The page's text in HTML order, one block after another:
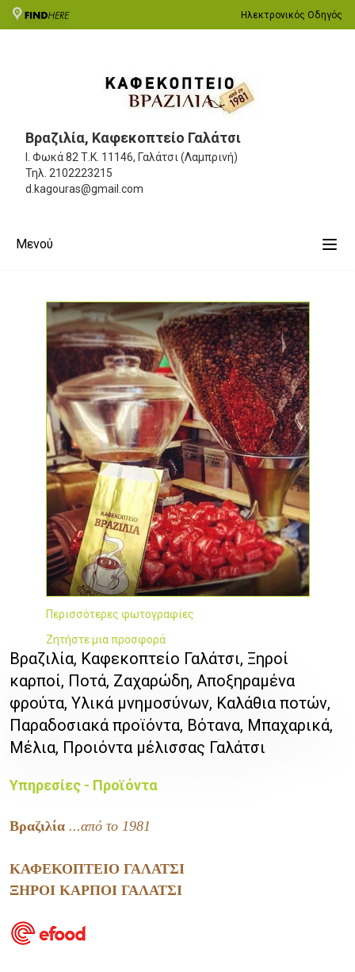
Ηλεκτρονικός Οδηγός
Βραζιλία, Καφεκοπτείο Γαλάτσι
Ι. Φωκά 82 Τ.Κ. 11146, Γαλάτσι (Λαμπρινή)
Τηλ. 2102223215
d.kagouras@gmail.com
Μενού
Περισσότερες φωτογραφίες
Ζητήστε μια προσφορά
Βραζιλία, Καφεκοπτείο Γαλάτσι, Ξηροί
καρποί, Ποτά, Ζαχαρώδη, Αποξηραμένα
φρούτα, Υλικά μνημοσύνων, Καλάθια ποτών,
Παραδοσιακά προϊόντα, Βότανα, Μπαχαρικά,
Μέλια, Προιόντα μέλισσας Γαλάτσι
Υπηρεσίες - Προϊόντα
Βραζιλία ...από το 1981
ΚΑΦΕΚΟΠΤΕΙΟ ΓΑΛΑΤΣΙ
ΞΗΡΟΙ ΚΑΡΠΟΙ ΓΑΛΑΤΣΙ